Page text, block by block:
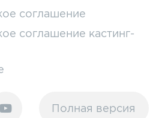
соглашение
соглашение кастинг-
Полная версия